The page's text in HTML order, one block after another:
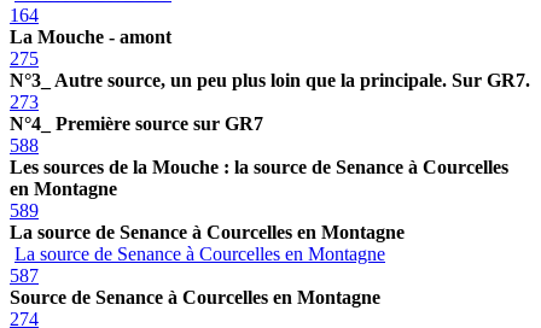
164
La Mouche - amont
275
N°3_ Autre source, un peu plus loin que la principale. Sur GR7.
273
N°4_ Première source sur GR7
588
Les sources de la Mouche : la source de Senance à Courcelles
en Montagne
589
La source de Senance à Courcelles en Montagne
La source de Senance à Courcelles en Montagne
587
Source de Senance à Courcelles en Montagne
274